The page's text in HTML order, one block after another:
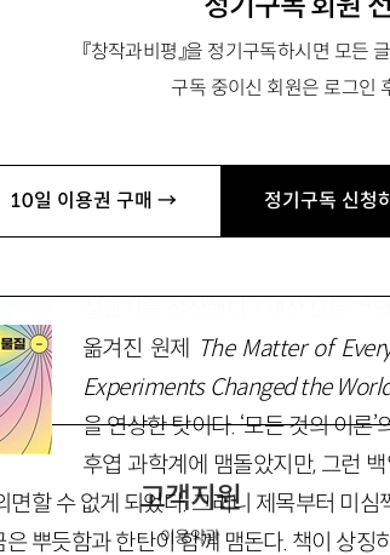
『창작과비평』을 정기구독하시면 모든
구독 중이신 회원은 로그인
10일 이용권 구매 → 정기구독 신청
고백하자면 책을 펼치기 전까지
옮겨진 원제
The Matter of
Experiments Changed the
을 연상한 탓이다. ‘모든 것의 이론
후엽 과학계에 맴돌았지만, 그런
면할 수 없게 되었다. 그러니 제목부터 미심
은 뿌듯함과 한탄이 함께 맴돈다. 책이 상
고객지원
이용약관